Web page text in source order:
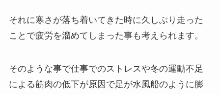
それに寒さが落ち着いてきた時に久しぶり走った
ことで疲労を溜めてしまった事も考えられます。
そのような事で仕事でのストレスや冬の運動不足
による筋肉の低下が原因で足が水風船のように膨